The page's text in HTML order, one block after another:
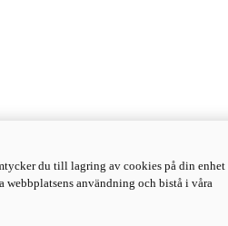
du till lagring av cookies på din enhet
webbplatsens användning och bistå i våra